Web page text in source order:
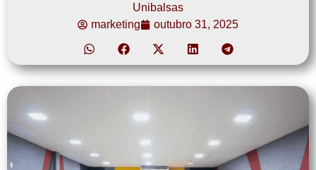
Unibalsas
marketing
outubro 31, 2025